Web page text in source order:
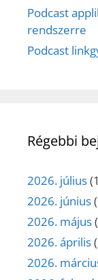
Podcast
rendszerre
Podcast
Régebbi
2026. július
2026. június
2026. május
2026. április
2026.